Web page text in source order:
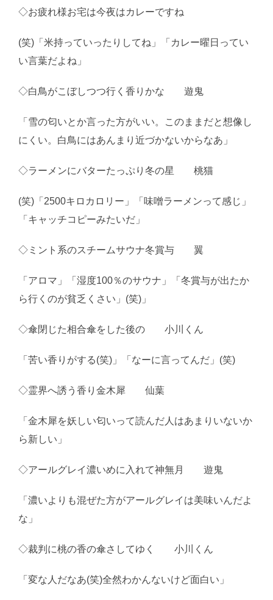
◇お疲れ様お宅は今夜はカレーですね
(笑)「米持っていったりしてね」「カレー曜日ってい
い言葉だよね」
◇白鳥がこぼしつつ行く香りかな 遊鬼
「雪の匂いとか言った方がいい。このままだと想像し
にくい。白鳥にはあんまり近づかないからなあ」
◇ラーメンにバターたっぷり冬の星 桃猫
(笑)「2500キロカロリー」「味噌ラーメンって感じ」
「キャッチコピーみたいだ」
◇ミント系のスチームサウナ冬賞与 翼
「アロマ」「湿度100％のサウナ」「冬賞与が出たか
ら行くのが貧乏くさい」(笑)」
◇傘閉じた相合傘をした後の 小川くん
「苦い香りがする(笑)」「なーに言ってんだ」(笑)
◇霊界へ誘う香り金木犀 仙葉
「金木犀を妖しい匂いって読んだ人はあまりいないか
ら新しい」
◇アールグレイ濃いめに入れて神無月 遊鬼
「濃いよりも混ぜた方がアールグレイは美味いんだよ
な」
◇裁判に桃の香の傘さしてゆく 小川くん
「変な人だなあ(笑)全然わかんないけど面白い」